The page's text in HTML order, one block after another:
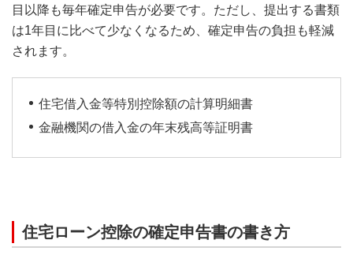
目以降も毎年確定申告が必要です。ただし、提出する書類
は1年目に比べて少なくなるため、確定申告の負担も軽減
されます。
住宅借入金等特別控除額の計算明細書
金融機関の借入金の年末残高等証明書
住宅ローン控除の確定申告書の書き方